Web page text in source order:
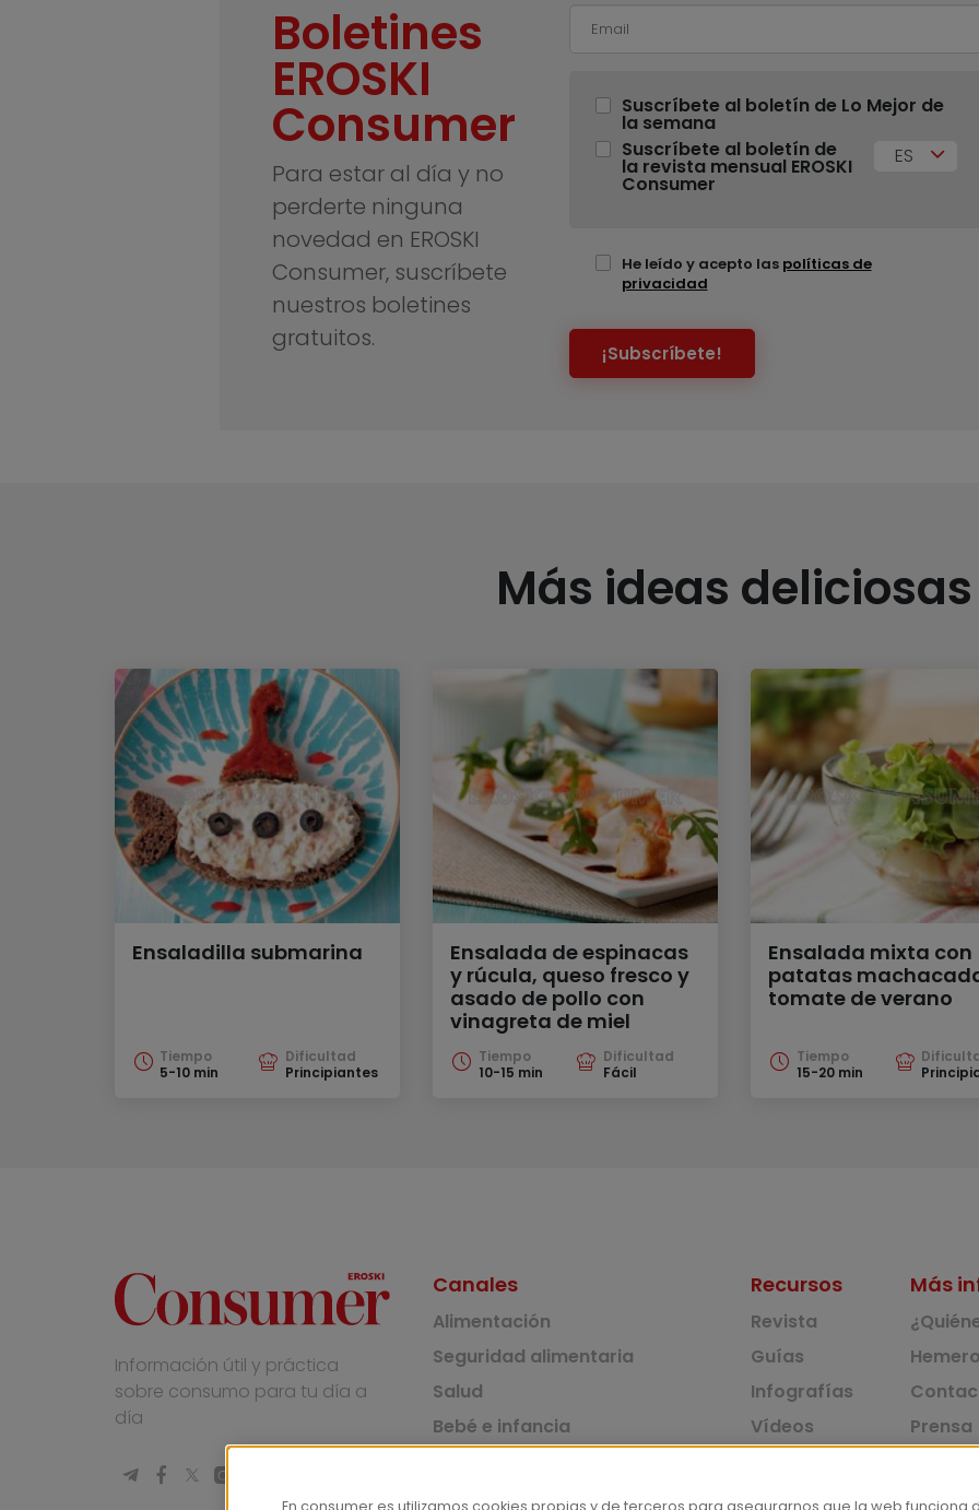
Boletines
EROSKI
Consumer
Para estar al día y no
perderte ninguna
novedad en EROSKI
Consumer, suscríbete
nuestros boletines
gratuitos.
Suscríbete al boletín de Lo Mejor de
la semana
Suscríbete al boletín de
la revista mensual EROSKI
Consumer
ES
He leído y acepto las políticas de
privacidad
¡Subscríbete!
Más ideas deliciosas
Ensaladilla submarina
Tiempo
5-10 min
Dificultad
Principiantes
Ensalada de espinacas
y rúcula, queso fresco y
asado de pollo con
vinagreta de miel
Tiempo
10-15 min
Dificultad
Fácil
Ensalada mixta con
patatas
tomate de verano
Tiempo
15-20 min
Información útil y práctica
sobre consumo para tu día a
día
Canales
Alimentación
Seguridad alimentaria
Salud
Bebé e infancia
Sociedad y consumo
Recursos
Revista
Guías
Infografías
Vídeos
Más
Prensa
En consumer.es utilizamos cookies propias y de terceros para asegurarnos que la web funciona